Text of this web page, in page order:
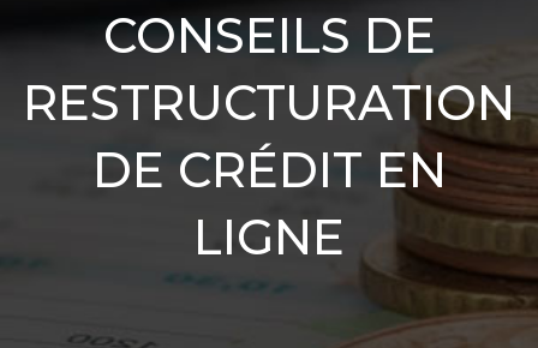
CONSEILS DE
RESTRUCTURATION
DE CRÉDIT EN
LIGNE